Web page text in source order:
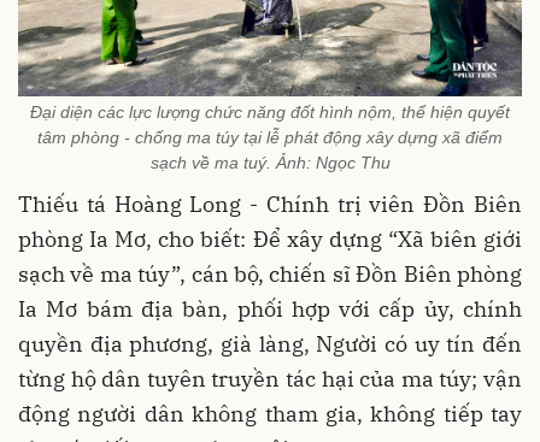
Đại diện các lực lượng chức năng đốt hình nộm, thể hiện quyết
tâm phòng - chống ma túy tại lễ phát động xây dựng xã điểm
sạch về ma tuý. Ảnh: Ngọc Thu
Thiếu tá Hoàng Long - Chính trị viên Đồn Biên
phòng Ia Mơ, cho biết: Để xây dựng “Xã biên giới
sạch về ma túy”, cán bộ, chiến sĩ Đồn Biên phòng
Ia Mơ bám địa bàn, phối hợp với cấp ủy, chính
quyền địa phương, già làng, Người có uy tín đến
từng hộ dân tuyên truyền tác hại của ma túy; vận
động người dân không tham gia, không tiếp tay